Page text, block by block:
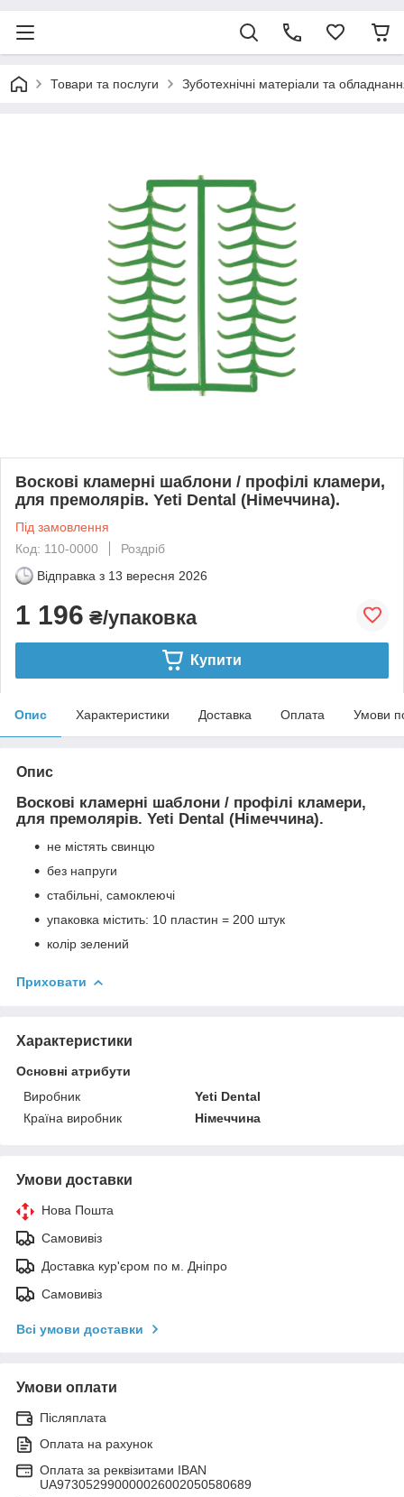
Товари та послуги Зуботехнічні матеріали та
Воскові кламерні шаблони / профілі кламери,
для премолярів. Yeti Dental (Німеччина).
Під замовлення
Код: 110-0000
Роздріб
Відправка з 13 вересня 2026
1 196 ₴/упаковка
Купити
Опис Характеристики Доставка Оплата Умови
Опис
Воскові кламерні шаблони / профілі кламери,
для премолярів. Yeti Dental (Німеччина).
не містять свинцю
без напруги
стабільні, самоклеючі
упаковка містить: 10 пластин = 200 штук
колір зелений
Приховати
Характеристики
Основні атрибути
Виробник
Yeti Dental
Країна виробник
Німеччина
Умови доставки
Нова Пошта
Самовивіз
Доставка кур'єром по м. Дніпро
Самовивіз
Всі умови доставки
Умови оплати
Післяплата
Оплата на рахунок
Оплата за реквізитами IBAN
UA973052990000026002050580689